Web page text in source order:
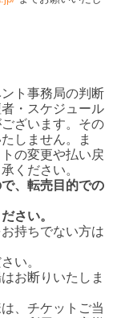
ト事務局の判断
・スケジュール
ざいます。その
しません。ま
の変更や払い戻
ください。
、転売目的での
さい。
持ちでない方は
い。
お断りいたしま
、チケットご当